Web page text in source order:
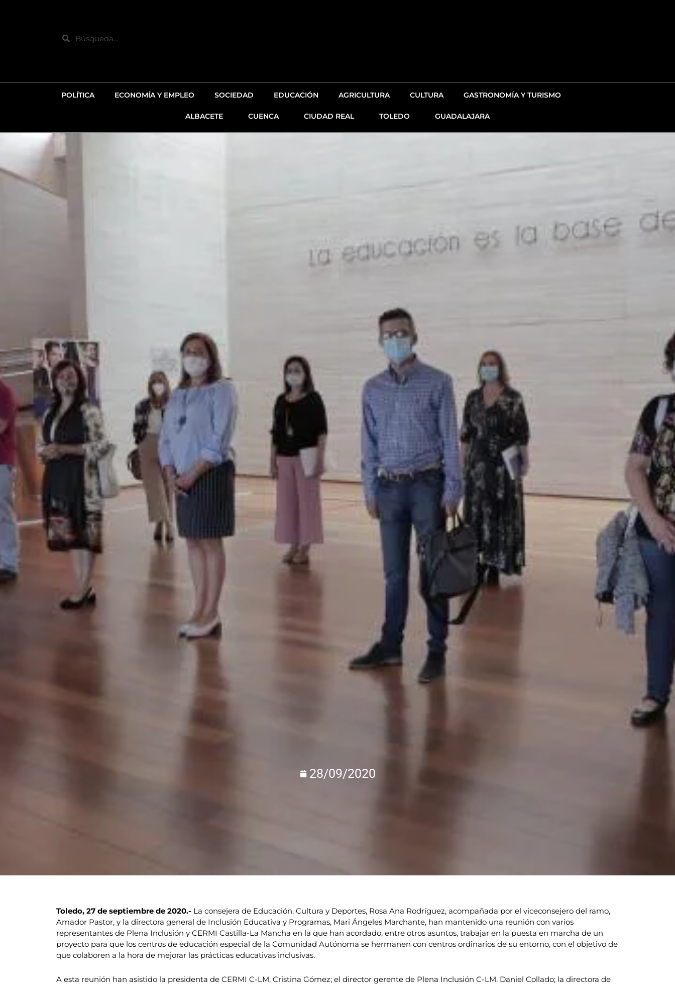
Search
POLÍTICA ECONOMÍA Y EMPLEO SOCIEDAD EDUCACIÓN AGRICULTURA CULTURA GASTRONOMÍA Y TURISMO
ALBACETE CUENCA CIUDAD REAL TOLEDO GUADALAJARA
28/09/2020
Toledo, 27 de septiembre de 2020.- La consejera de Educación, Cultura y Deportes, Rosa Ana Rodríguez, acompañada por el viceconsejero del ramo,
Amador Pastor, y la directora general de Inclusión Educativa y Programas, Mari Ángeles Marchante, han mantenido una reunión con varios
representantes de Plena Inclusión y CERMI Castilla-La Mancha en la que han acordado, entre otros asuntos, trabajar en la puesta en marcha de un
proyecto para que los centros de educación especial de la Comunidad Autónoma se hermanen con centros ordinarios de su entorno, con el objetivo de
que colaboren a la hora de mejorar las prácticas educativas inclusivas.
A esta reunión han asistido la presidenta de CERMI C-LM, Cristina Gómez; el director gerente de Plena Inclusión C-LM, Daniel Collado; la directora de